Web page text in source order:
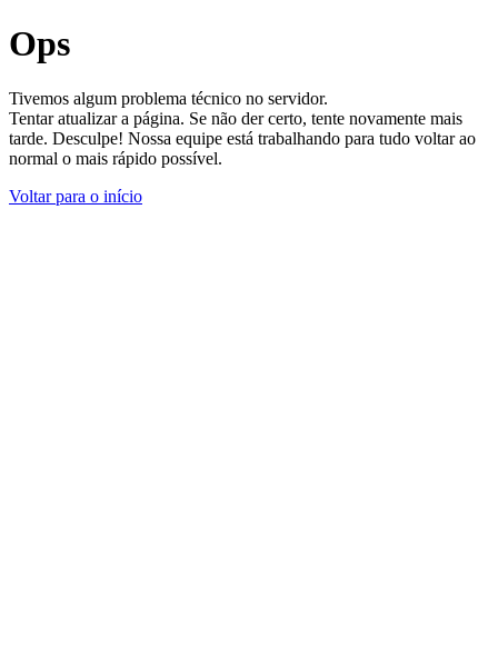
Ops
Tivemos algum problema técnico no servidor.
Tentar atualizar a página. Se não der certo, tente novamente mais
tarde. Desculpe! Nossa equipe está trabalhando para tudo voltar ao
normal o mais rápido possível.
Voltar para o início